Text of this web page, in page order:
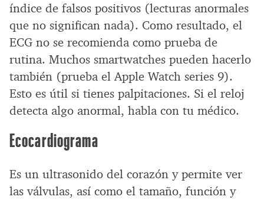
índice de falsos positivos (lecturas anormales
que no significan nada). Como resultado, el
ECG no se recomienda como prueba de
rutina. Muchos smartwatches pueden hacerlo
también (prueba el Apple Watch series 9).
Esto es útil si tienes palpitaciones. Si el reloj
detecta algo anormal, habla con tu médico.
Ecocardiograma
Es un ultrasonido del corazón y permite ver
las válvulas, así como el tamaño, función y